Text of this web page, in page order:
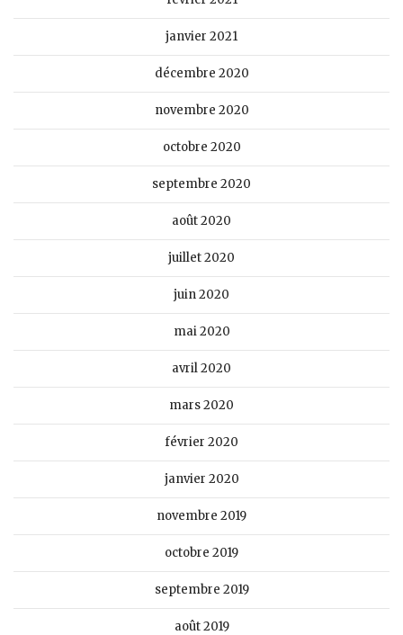
janvier 2021
décembre 2020
novembre 2020
octobre 2020
septembre 2020
août 2020
juillet 2020
juin 2020
mai 2020
avril 2020
mars 2020
février 2020
janvier 2020
novembre 2019
octobre 2019
septembre 2019
août 2019